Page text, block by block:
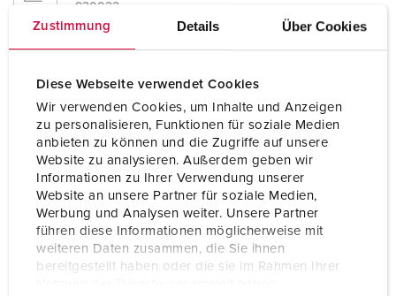
Zustimmung Details Über Cookies
Diese Webseite verwendet Cookies
Wir verwenden Cookies, um Inhalte und Anzeigen
zu personalisieren, Funktionen für soziale Medien
anbieten zu können und die Zugriffe auf unsere
Website zu analysieren. Außerdem geben wir
Informationen zu Ihrer Verwendung unserer
Website an unsere Partner für soziale Medien,
Werbung und Analysen weiter. Unsere Partner
führen diese Informationen möglicherweise mit
weiteren Daten zusammen, die Sie ihnen
bereitgestellt haben oder die sie im Rahmen Ihrer
930022
DATANORM 5
930022
PDF
AMAXX® Steckdosenkombination mit FI Typ A
930022
Excel
AMAXX® Steckdosenkombination mit FI Typ A
930022
Word
AMAXX® Steckdosenkombination mit FI Typ A